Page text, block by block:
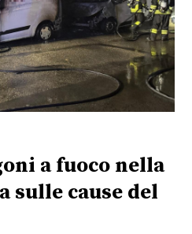
a fuoco nella
sulle cause del